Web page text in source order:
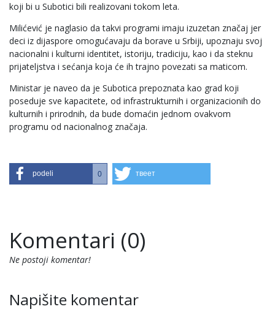
koji bi u Subotici bili realizovani tokom leta.
Milićević je naglasio da takvi programi imaju izuzetan značaj jer
deci iz dijaspore omogućavaju da borave u Srbiji, upoznaju svoj
nacionalni i kulturni identitet, istoriju, tradiciju, kao i da steknu
prijateljstva i sećanja koja će ih trajno povezati sa maticom.
Ministar je naveo da je Subotica prepoznata kao grad koji
poseduje sve kapacitete, od infrastrukturnih i organizacionih do
kulturnih i prirodnih, da bude domaćin jednom ovakvom
programu od nacionalnog značaja.
podeli 0 твеет
Komentari (0)
Ne postoji komentar!
Napišite komentar